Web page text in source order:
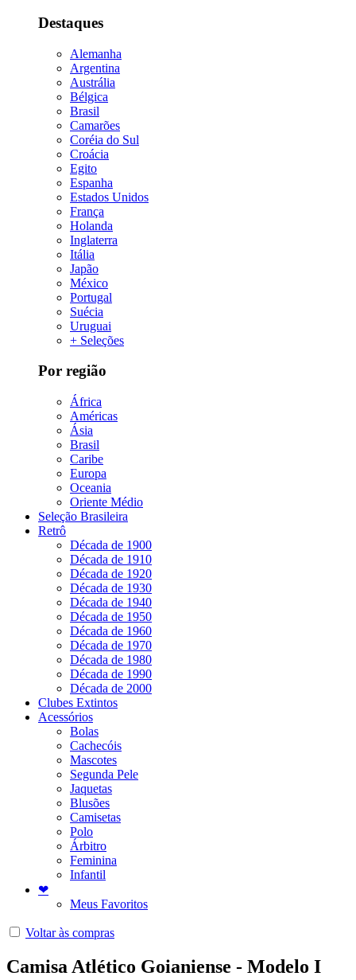
Destaques
Alemanha
Argentina
Austrália
Bélgica
Brasil
Camarões
Coréia do Sul
Croácia
Egito
Espanha
Estados Unidos
França
Holanda
Inglaterra
Itália
Japão
México
Portugal
Suécia
Uruguai
+ Seleções
Por região
África
Américas
Ásia
Brasil
Caribe
Europa
Oceania
Oriente Médio
Seleção Brasileira
Retrô
Década de 1900
Década de 1910
Década de 1920
Década de 1930
Década de 1940
Década de 1950
Década de 1960
Década de 1970
Década de 1980
Década de 1990
Década de 2000
Clubes Extintos
Acessórios
Bolas
Cachecóis
Mascotes
Segunda Pele
Jaquetas
Blusões
Camisetas
Polo
Árbitro
Feminina
Infantil
❤
Meus Favoritos
Voltar às compras
Camisa Atlético Goianiense - Modelo I